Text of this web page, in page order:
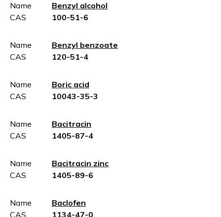
Name
Benzyl alcohol
CAS
100-51-6
Name
Benzyl benzoate
CAS
120-51-4
Name
Boric acid
CAS
10043-35-3
Name
Bacitracin
CAS
1405-87-4
Name
Bacitracin zinc
CAS
1405-89-6
Name
Baclofen
CAS
1134-47-0